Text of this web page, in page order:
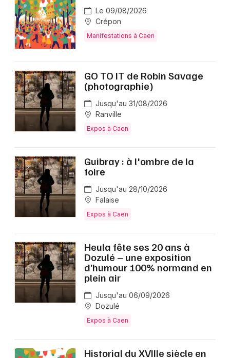
Le 09/08/2026
Crépon
Manifestations à Caen
GO TO IT de Robin Savage
(photographie)
Jusqu'au 31/08/2026
Ranville
Expos à Caen
Guibray : à l'ombre de la
foire
Jusqu'au 28/10/2026
Falaise
Expos à Caen
Heula fête ses 20 ans à
Dozulé – une exposition
d’humour 100% normand en
plein air
Jusqu'au 06/09/2026
Dozulé
Expos à Caen
Historial du XVIIIe siècle en